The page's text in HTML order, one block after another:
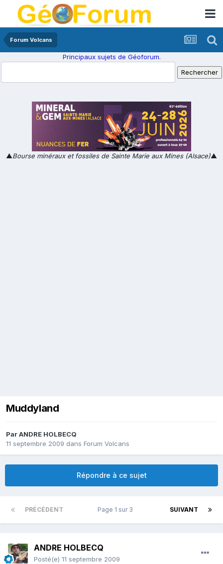
Forum Volcans
Principaux sujets de Géoforum.
▲Bourse minéraux et fossiles de Sainte Marie aux Mines (Alsace)▲
Muddyland
ParANDRE HOLBECQ
11 septembre 2009 dans Forum Volcans
Répondre à ce sujet
PRÉCÉDENT SUIVANT
Page 1 sur 3
ANDRE HOLBECQ
Posté(e) 11 septembre 2009